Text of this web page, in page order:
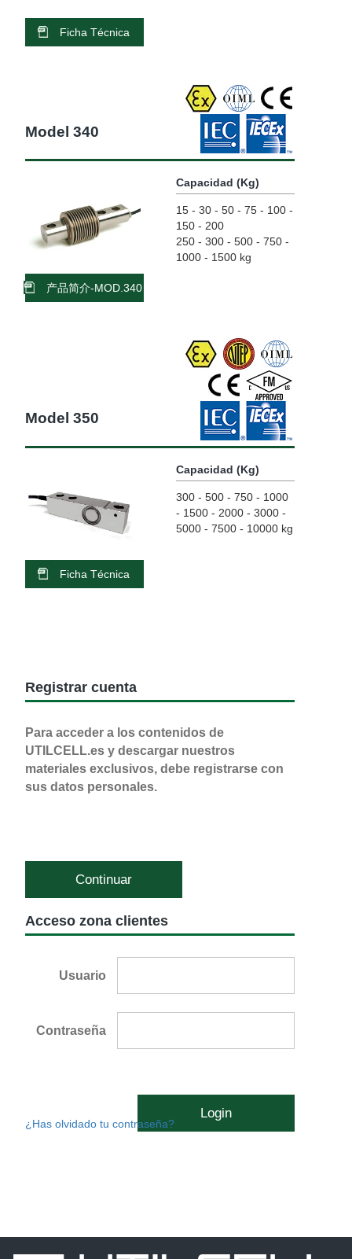
Ficha Técnica
Model 340
产品简介-MOD.340
Capacidad (Kg)
15 - 30 - 50 - 75 - 100 -
150 - 200
250 - 300 - 500 - 750 -
1000 - 1500 kg
Model 350
Ficha Técnica
Capacidad (Kg)
300 - 500 - 750 - 1000
- 1500 - 2000 - 3000 -
5000 - 7500 - 10000 kg
Registrar cuenta
Para acceder a los contenidos de
UTILCELL.es y descargar nuestros
materiales exclusivos, debe registrarse con
sus datos personales.
Continuar
Acceso zona clientes
Usuario
Contraseña
Login
¿Has olvidado tu contraseña?